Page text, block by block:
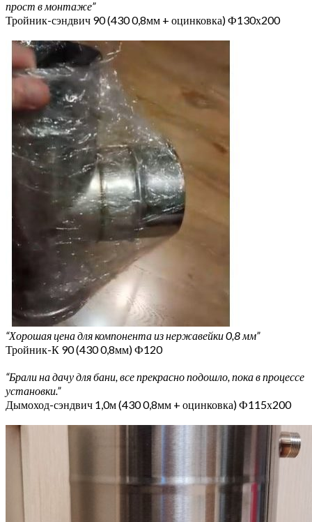
прост в монтаже”
Тройник-сэндвич 90 (430 0,8мм + оцинковка) Ф130х200
“Хорошая цена для компонента из нержавейки 0,8 мм”
Тройник-К 90 (430 0,8мм) Ф120
“Брали на дачу для бани, все прекрасно подошло, пока в процессе
установки.”
Дымоход-сэндвич 1,0м (430 0,8мм + оцинковка) Ф115х200